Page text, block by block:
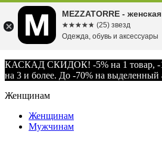
КАСКАД СКИДОК! -5% на 1 товар, -
на 3 и более. До -70% на выделенный
Женщинам
Женщинам
Мужчинам
MEZZATORRE -
☆☆☆☆☆
★★★★★ (25) звезд
Одежда, обувь и аксессуары